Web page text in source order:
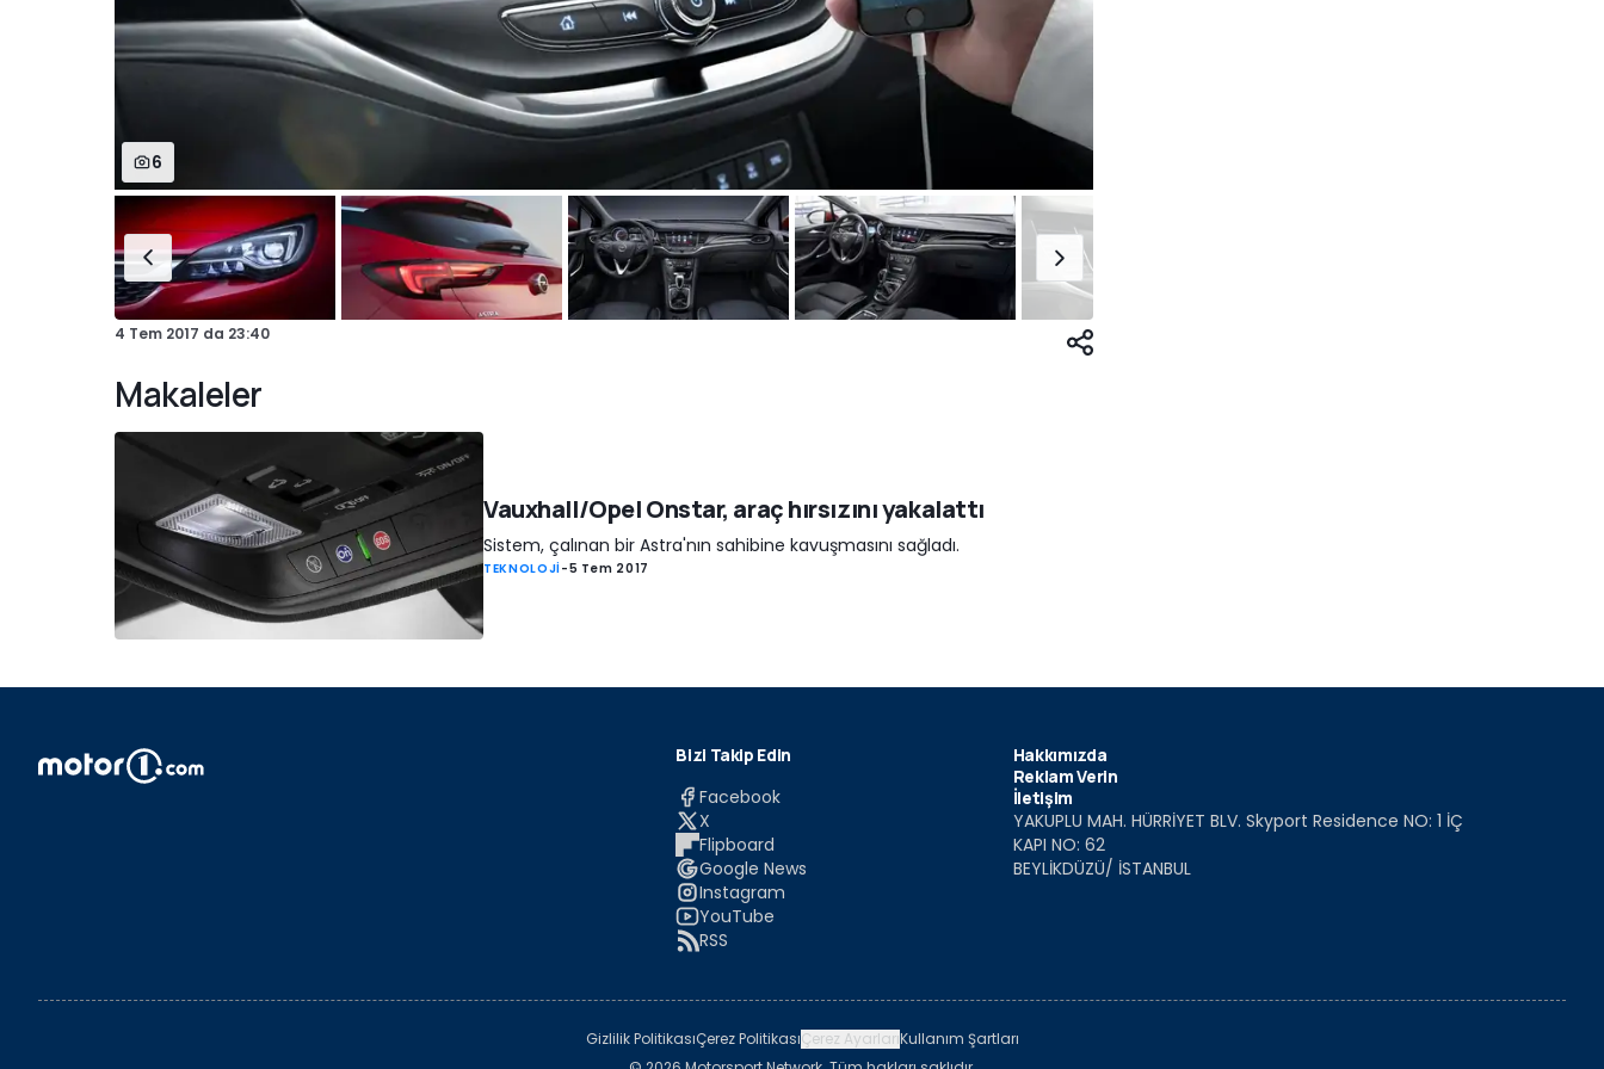
6
4 Tem 2017 da 23:40
Makaleler
Vauxhall/Opel Onstar, araç hırsızını yakalattı
Sistem, çalınan bir Astra'nın sahibine kavuşmasını sağladı.
TEKNOLOJİ-5 Tem 2017
Bizi Takip Edin
Facebook
X
Flipboard
Google News
Instagram
YouTube
RSS
Hakkımızda
Reklam Verin
İletişim
YAKUPLU MAH. HÜRRİYET BLV. Skyport Residence NO: 1 İÇ
KAPI NO: 62
BEYLİKDÜZÜ/ İSTANBUL
Gizlilik PolitikasıÇerez PolitikasıÇerez AyarlarıKullanım Şartları